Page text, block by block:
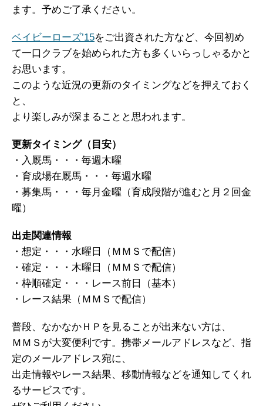
ます。予めご了承ください。
ベイビーローズ’15をご出資された方など、今回初め
て一口クラブを始められた方も多くいらっしゃるかと
お思います。
このような近況の更新のタイミングなどを押えておく
と、
より楽しみが深まることと思われます。
更新タイミング（目安）
・入厩馬・・・毎週木曜
・育成場在厩馬・・・毎週水曜
・募集馬・・・毎月金曜（育成段階が進むと月２回金
曜）
出走関連情報
・想定・・・水曜日（ＭＭＳで配信）
・確定・・・木曜日（ＭＭＳで配信）
・枠順確定・・・レース前日（基本）
・レース結果（ＭＭＳで配信）
普段、なかなかＨＰを見ることが出来ない方は、
ＭＭＳが大変便利です。携帯メールアドレスなど、指
定のメールアドレス宛に、
出走情報やレース結果、移動情報などを通知してくれ
るサービスです。